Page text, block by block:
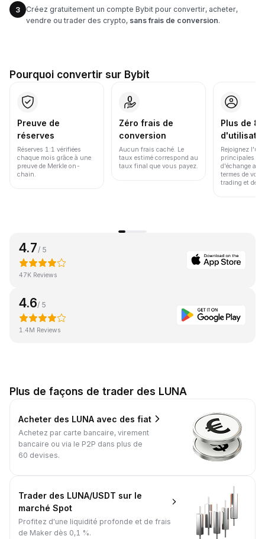
3
Créez gratuitement un compte Bybit pour convertir, acheter,
vendre ou trader des crypto, sans frais de conversion.
Pourquoi convertir sur Bybit
Preuve de
réserves
Réserves 1:1 vérifiées
chaque mois grâce à une
preuve de Merkle on-
chain.
Zéro frais de
conversion
Aucun frais caché. Le
taux estimé correspond au
taux final que vous payez.
Plus de
Rejoignez
principales
d'échange au
termes de
trading et de
4.7 / 5
47K Reviews
4.6/ 5
1.4M Reviews
Plus de façons de trader des LUNA
Acheter des LUNA avec des fiat
Achetez par carte bancaire, virement
bancaire ou via le P2P dans plus de
60 devises.
Trader des LUNA/USDT sur le
marché Spot
Profitez d'une liquidité profonde et de frais
de Maker dès 0,1 %.